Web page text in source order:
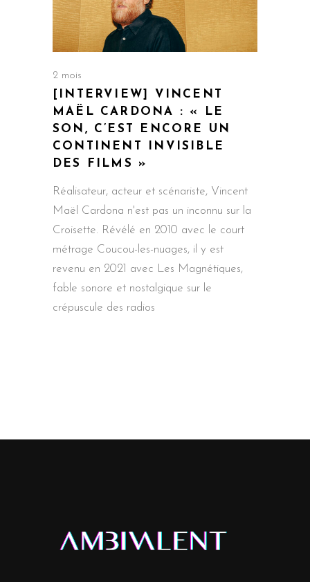
2 mois
[INTERVIEW] VINCENT
MAËL CARDONA : « LE
SON, C’EST ENCORE UN
CONTINENT INVISIBLE
DES FILMS »
Réalisateur, acteur et scénariste, Vincent
Maël Cardona n'est pas un inconnu sur la
Croisette. Révélé en 2010 avec le court
métrage Coucou-les-nuages, il y est
revenu en 2021 avec Les Magnétiques,
fable sonore et nostalgique sur le
crépuscule des radios